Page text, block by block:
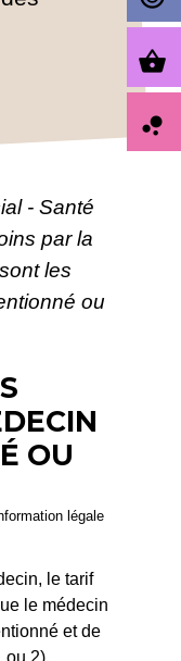
- Santé
par la
les
ou
OU
légale
le tarif
le médecin
et de
ou 2).
shopping_basket
bubble_chart